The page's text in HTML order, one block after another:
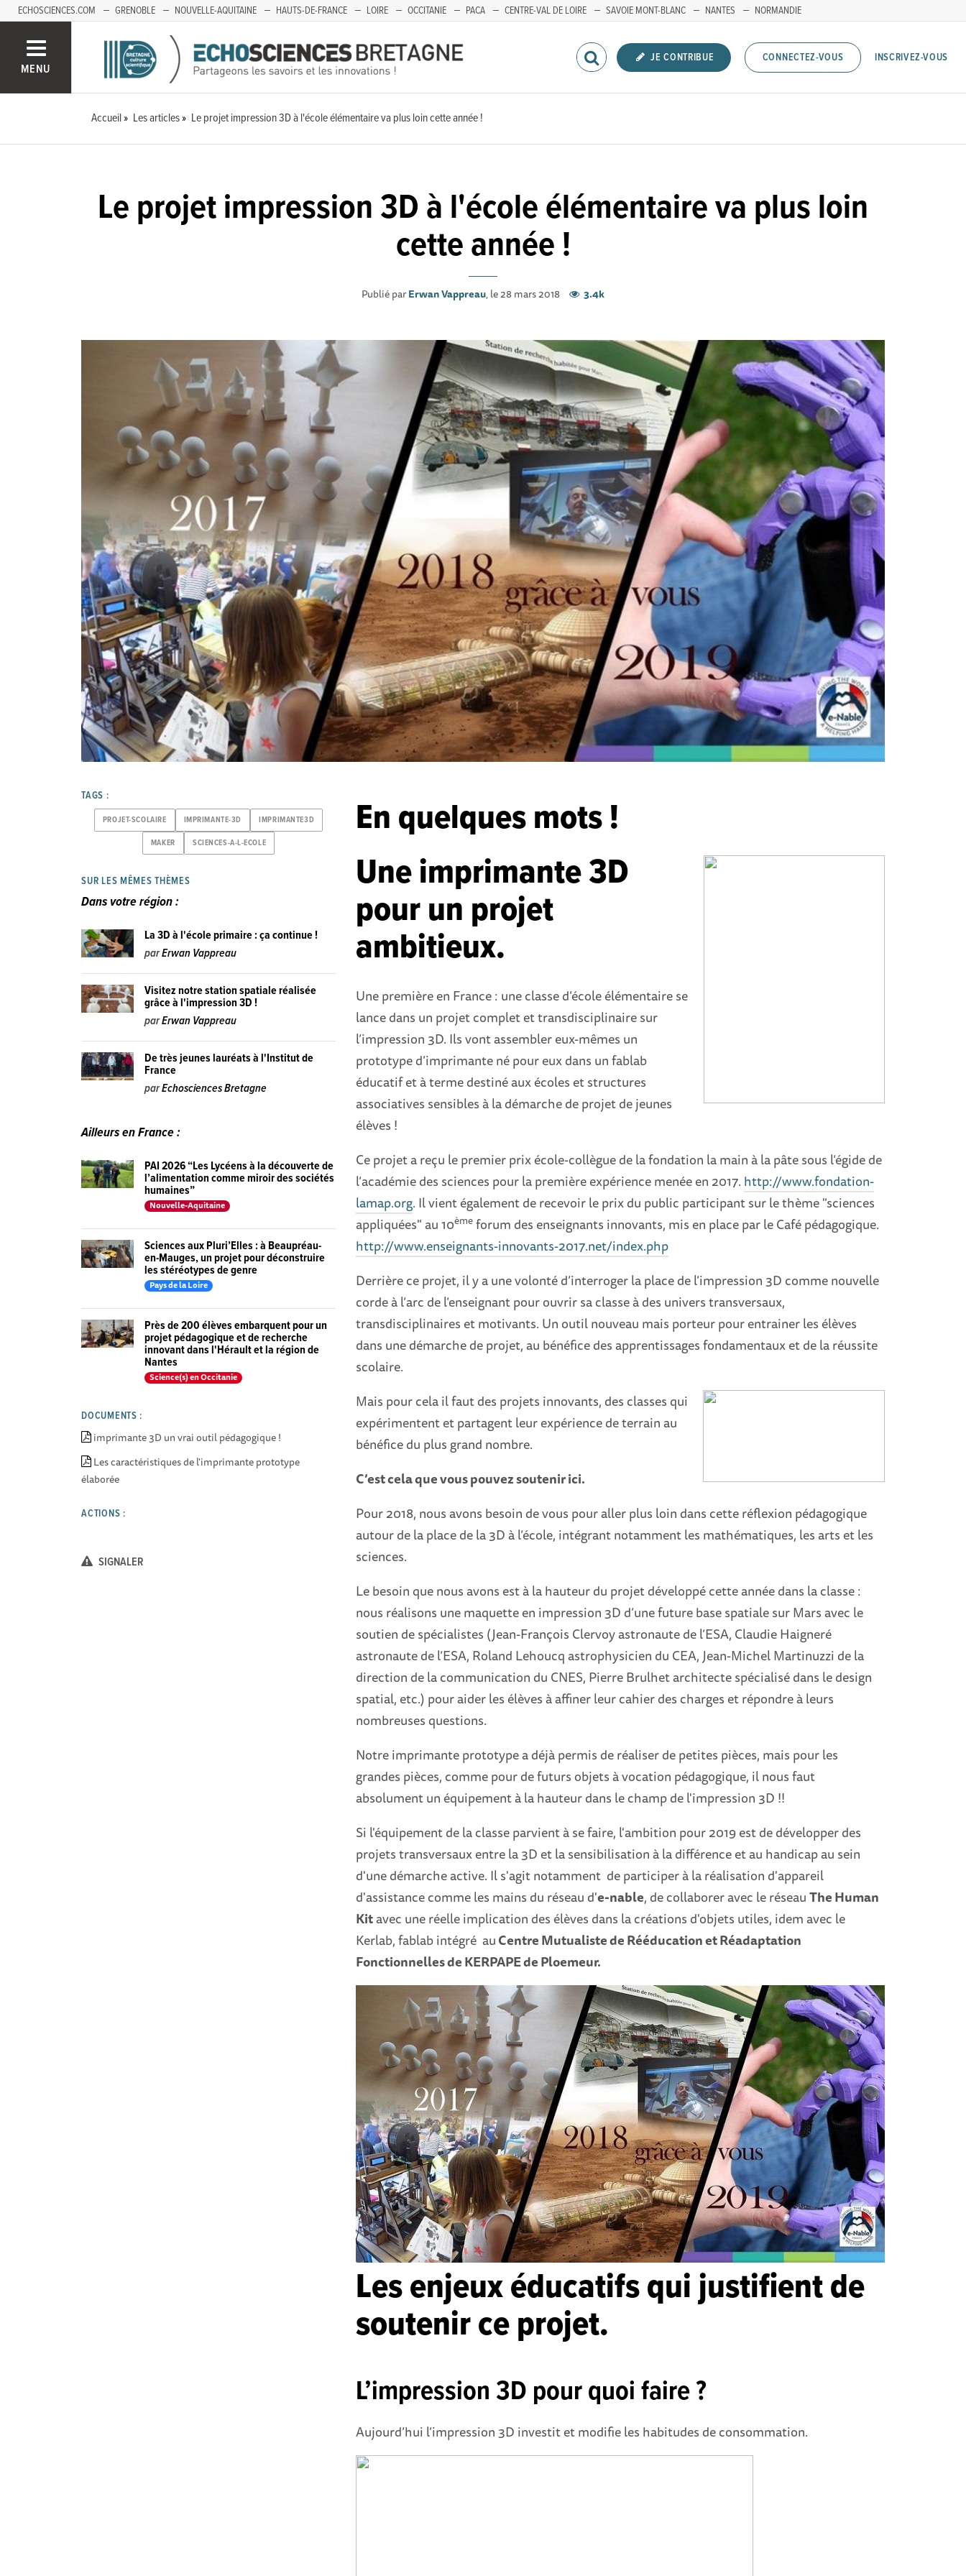
ECHOSCIENCES.COM GRENOBLE NOUVELLE-AQUITAINE HAUTS-DE-FRANCE LOIRE OCCITANIE PACA CENTRE-VAL DE LOIRE SAVOIE MONT-BLANC NANTES NORMANDIE
MENU
JE CONTRIBUE CONNECTEZ-VOUS INSCRIVEZ-VOUS
Accueil Les articles Le projet impression 3D à l'école élémentaire va plus loin cette année !
Le projet impression 3D à l'école élémentaire va plus loin
cette année !
Publié parErwan Vappreau, le 28 mars 2018 3.4k
En quelques mots !
Une imprimante 3D
pour un projet
ambitieux.
Une première en France : une classe d’école élémentaire se
lance dans un projet complet et transdisciplinaire sur
l’impression 3D. Ils vont assembler eux-mêmes un
prototype d’imprimante né pour eux dans un fablab
éducatif et à terme destiné aux écoles et structures
associatives sensibles à la démarche de projet de jeunes
élèves !
Ce projet a reçu le premier prix école-collègue de la fondation la main à la pâte sous l’égide de
l’académie des sciences pour la première expérience menée en 2017. http://www.fondation-
lamap.org. Il vient également de recevoir le prix du public participant sur le thème "sciences
appliquées" au 10èmeforum des enseignants innovants, mis en place par le Café pédagogique.
http://www.enseignants-innovants-2017.net/index.php
Derrière ce projet, il y a une volonté d’interroger la place de l’impression 3D comme nouvelle
corde à l’arc de l’enseignant pour ouvrir sa classe à des univers transversaux,
transdisciplinaires et motivants. Un outil nouveau mais porteur pour entrainer les élèves
dans une démarche de projet, au bénéfice des apprentissages fondamentaux et de la réussite
scolaire.
Mais pour cela il faut des projets innovants, des classes qui
expérimentent et partagent leur expérience de terrain au
bénéfice du plus grand nombre.
C’est cela que vous pouvez soutenir ici.
Pour 2018, nous avons besoin de vous pour aller plus loin dans cette réflexion pédagogique
autour de la place de la 3D à l’école, intégrant notamment les mathématiques, les arts et les
sciences.
Le besoin que nous avons est à la hauteur du projet développé cette année dans la classe :
nous réalisons une maquette en impression 3D d’une future base spatiale sur Mars avec le
soutien de spécialistes (Jean-François Clervoy astronaute de l’ESA, Claudie Haigneré
astronaute de l’ESA, Roland Lehoucq astrophysicien du CEA, Jean-Michel Martinuzzi de la
direction de la communication du CNES, Pierre Brulhet architecte spécialisé dans le design
spatial, etc.) pour aider les élèves à affiner leur cahier des charges et répondre à leurs
nombreuses questions.
Notre imprimante prototype a déjà permis de réaliser de petites pièces, mais pour les
grandes pièces, comme pour de futurs objets à vocation pédagogique, il nous faut
absolument un équipement à la hauteur dans le champ de l'impression 3D !!
Si l'équipement de la classe parvient à se faire, l'ambition pour 2019 est de développer des
projets transversaux entre la 3D et la sensibilisation à la différence et au handicap au sein
d'une démarche active. Il s'agit notamment de participer à la réalisation d'appareil
d'assistance comme les mains du réseau d'e-nable, de collaborer avec le réseauThe Human
Kitavec une réelle implication des élèves dans la créations d'objets utiles, idem avec le
Kerlab, fablab intégré auCentre Mutualiste de Rééducation et Réadaptation
Fonctionnelles de KERPAPE de Ploemeur.
Les enjeux éducatifs qui justifient de
soutenir ce projet.
L’impression 3D pour quoi faire ?
Aujourd’hui l’impression 3D investit et modifie les habitudes de consommation.
TAGS :
PROJET-SCOLAIRE IMPRIMANTE-3D IMPRIMANTE3D
MAKER SCIENCES-A-L-ECOLE
SUR LES MÊMES THÈMES
Dans votre région :
La 3D à l'école primaire : ça continue !
parErwan Vappreau
Visitez notre station spatiale réalisée
grâce à l'impression 3D !
parErwan Vappreau
De très jeunes lauréats à l'Institut de
France
parEchosciences Bretagne
Ailleurs en France :
PAI 2026 “Les Lycéens à la découverte de
l’alimentation comme miroir des sociétés
humaines”
Nouvelle-Aquitaine
Sciences aux Pluri’Elles : à Beaupréau-
en-Mauges, un projet pour déconstruire
les stéréotypes de genre
Pays de la Loire
Près de 200 élèves embarquent pour un
projet pédagogique et de recherche
innovant dans l'Hérault et la région de
Nantes
Science(s) en Occitanie
DOCUMENTS :
imprimante 3D un vrai outil pédagogique !
Les caractéristiques de l'imprimante prototype
élaborée
ACTIONS :
SIGNALER